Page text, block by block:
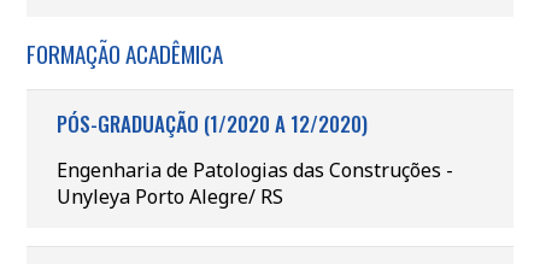
FORMAÇÃO ACADÊMICA
PÓS-GRADUAÇÃO (1/2020 A 12/2020)
Engenharia de Patologias das Construções -
Unyleya Porto Alegre/ RS